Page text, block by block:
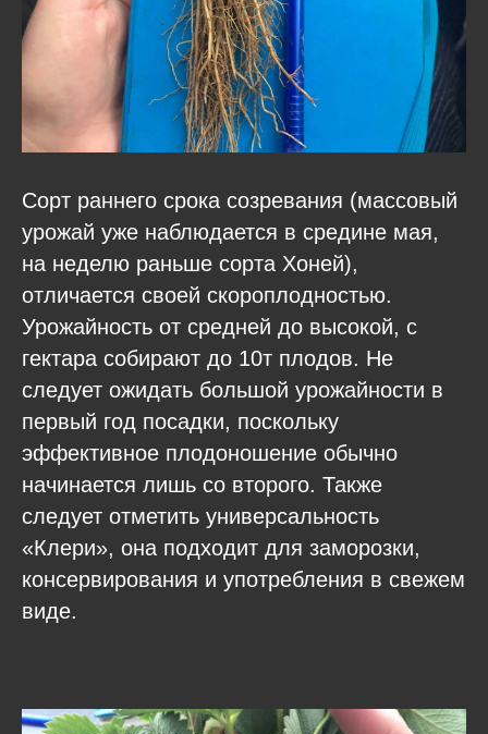
Сорт раннего срока созревания (массовый
урожай уже наблюдается в средине мая,
на неделю раньше сорта Хоней),
отличается своей скороплодностью.
Урожайность от средней до высокой, с
гектара собирают до 10т плодов. Не
следует ожидать большой урожайности в
первый год посадки, поскольку
эффективное плодоношение обычно
начинается лишь со второго. Также
следует отметить универсальность
«Клери», она подходит для заморозки,
консервирования и употребления в свежем
виде.